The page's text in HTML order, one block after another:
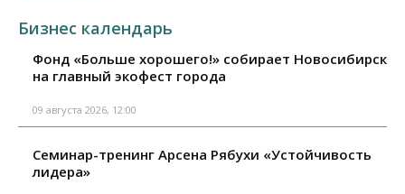
Бизнес календарь
Фонд «Больше хорошего!» собирает Новосибирск
на главный экофест города
09 августа 2026, 12:00
Семинар-тренинг Арсена Рябухи «Устойчивость
лидера»